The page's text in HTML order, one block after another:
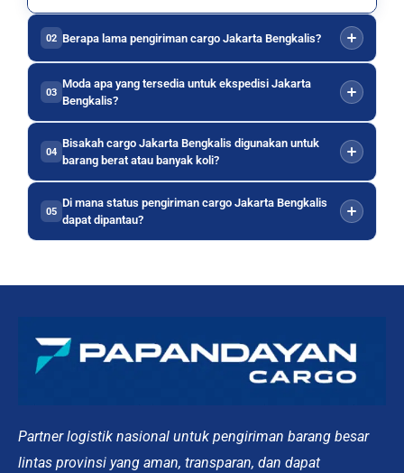
02 Berapa lama pengiriman cargo Jakarta Bengkalis?
03
Moda apa yang tersedia untuk ekspedisi Jakarta
Bengkalis?
04
Bisakah cargo Jakarta Bengkalis digunakan untuk
barang berat atau banyak koli?
05
Di mana status pengiriman cargo Jakarta Bengkalis
dapat dipantau?
Partner logistik nasional untuk pengiriman barang besar
lintas provinsi yang aman, transparan, dan dapat